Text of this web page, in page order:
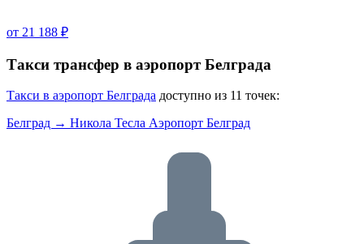
от 21 188 ₽
Такси трансфер в аэропорт Белграда
Такси в аэропорт Белграда доступно из 11 точек:
Белград → Никола Тесла Аэропорт Белград